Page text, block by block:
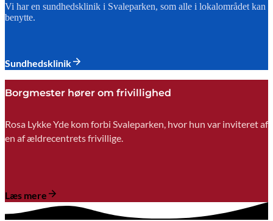
Vi har en sundhedsklinik i Svaleparken, som alle i lokalområdet kan
benytte.
Sundhedsklinik
Borgmester hører om frivillighed
Rosa Lykke Yde kom forbi Svaleparken, hvor hun var inviteret af
en af ældrecentrets frivillige.
Læs mere